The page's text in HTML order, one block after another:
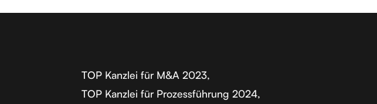
TOP Kanzlei für M&A 2023,
TOP Kanzlei für Prozessführung 2024,